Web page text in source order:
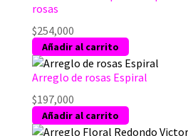
rosas
$254,000
Añadir al carrito
Arreglo de rosas Espiral
$197,000
Añadir al carrito